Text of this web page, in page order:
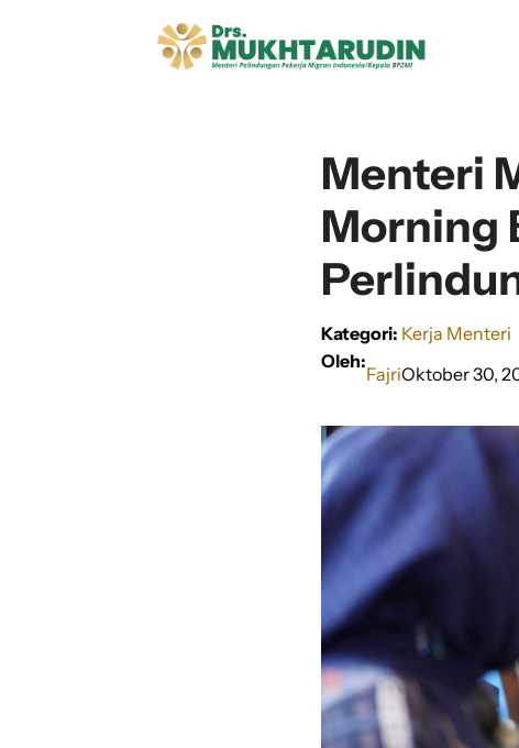
Menteri
Morning
Kategori: Kerja Menteri
Oleh:
FajriOktober 30,